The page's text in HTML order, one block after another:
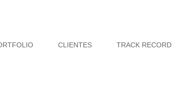
CLIENTES TRACK RECORD